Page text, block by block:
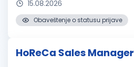
15.08.2026
Obaveštenje o statusu prijave
HoReCa Sales Manager